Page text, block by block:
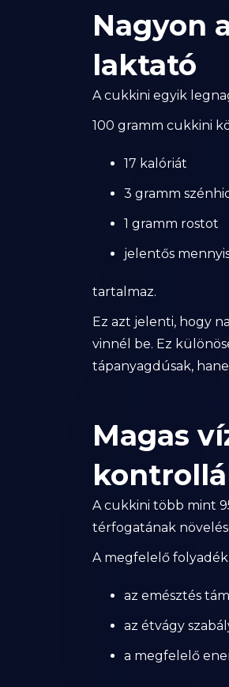
Nagyon
laktató
A cukkini egyik
100 gramm cukkini
17 kalóriát
3 gramm
1 gramm rostot
jelentős
tartalmaz.
Ez azt jelenti, hogy
vinnél be. Ez
tápanyagdúsak,
Magas
A cukkini több mint
térfogatának
A megfelelő
az emésztés
az étvágy
a megfelelő